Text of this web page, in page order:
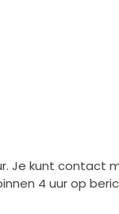
Je kunt contact
4 uur op